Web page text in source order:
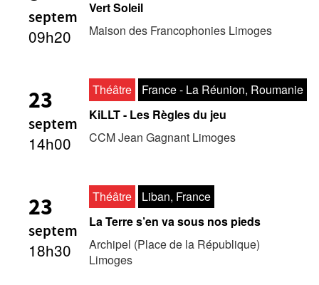
Archives
Présentation
Les résidences
Auteurs en résidence
ACTIONS CULTURELLES
Les actions
septem
09h20
Vert Soleil
Maison des Francophonies Limoges
23
septem
14h00
Théâtre
France - La Réunion, Roumanie
KiLLT - Les Règles du jeu
CCM Jean Gagnant Limoges
23
septem
18h30
Théâtre
Liban, France
La Terre s’en va sous nos pieds
Archipel (Place de la République)
Limoges